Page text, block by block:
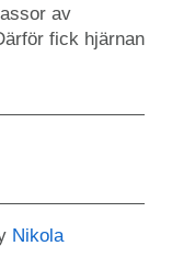
av
fick hjärnan
Nikola